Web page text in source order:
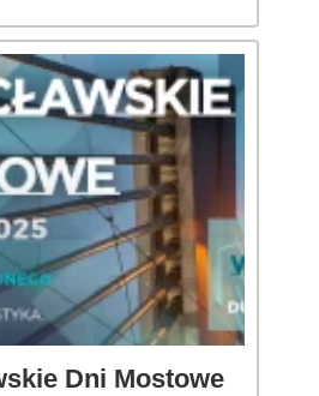
Dni Mostowe